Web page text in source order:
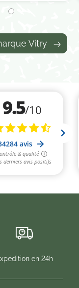
Vitry
en 24h